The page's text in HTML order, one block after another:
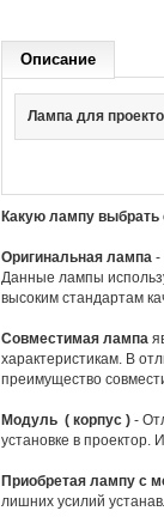
Описание
Лампа для
Какую лампу
Оригинальная лампа -
Данные лампы
высоким стандартам
Совместимая лампа
характеристикам. В
преимущество
Модуль ( корпус ) -
установке в проектор.
Приобретая лампу с
лишних усилий